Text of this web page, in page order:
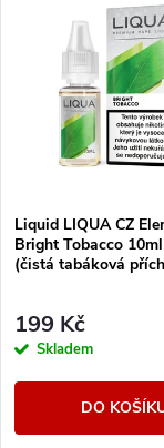
Liquid LIQUA CZ
Bright Tobacco
(čistá tabáková
199 Kč
Skladem
DO